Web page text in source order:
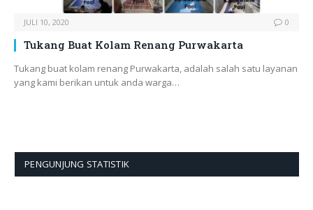
JULI 10, 2020 0
Tukang Buat Kolam Renang Purwakarta
Tukang buat kolam renang Purwakarta, adalah salah satu layanan
yang kami berikan untuk anda warga…
PENGUNJUNG STATISTIK